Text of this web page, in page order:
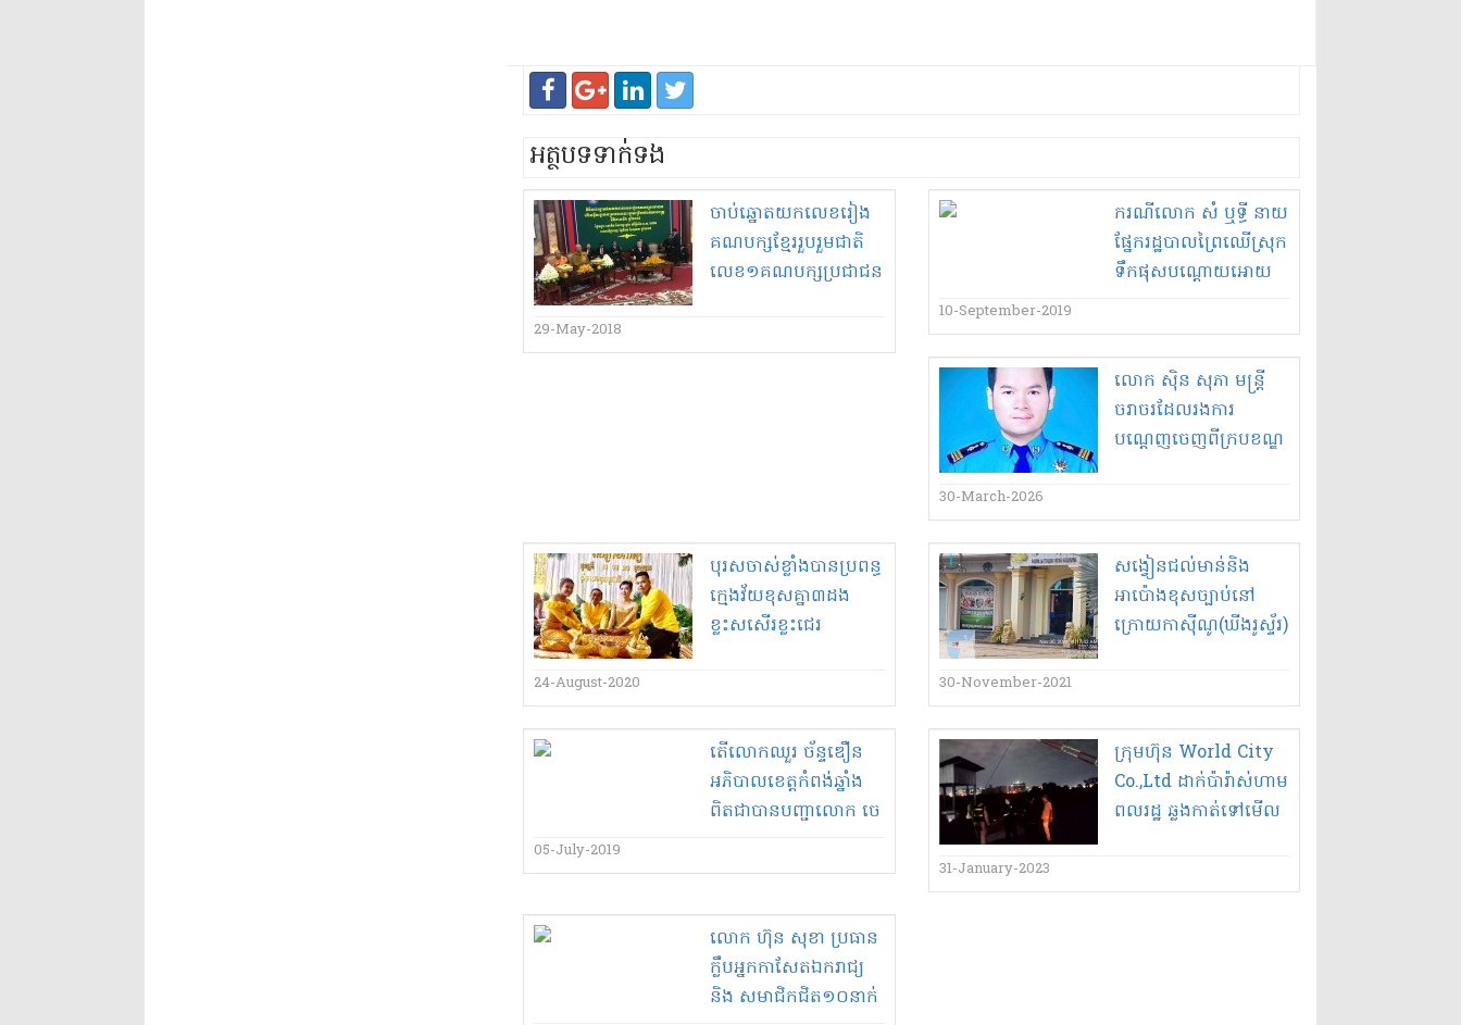
អត្ថបទទាក់ទង
ចាប់ឆ្នោត​យក​លេខ​រៀង​
គណបក្ស​ខ្មែរ​រួបរួម​ជាតិ​
លេខ​១​គណបក្ស​ប្រជាជន​
29-May-2018
ករណី​លោក សំ ឬ​ទ្ធី នាយ
ផ្នែក​រដ្ឋបាល​ព្រៃឈើ​ស្រុក​
ទឹកផុស​បណ្តោយអោយ​
បំផ្លាញ​ធនធានធម្មជាតិ ១​
នាក់ ក្នុងចំណោម​៤​នាក់
រត់គេចខ្លួន​បាត់ ស្ថាប័ន​
អយ្យការ​សាលាដំបូង​ខេត្ត
កំពង់ឆ្នាំង​មិនគួរ មើល
10-September-2019
លោក ស៊ិន សុភា មន្ត្រី
ចរាចរដែលរងការ
បណ្តេញចេញពីក្របខណ្ឌ
ការថាសមចឹងហើយ!
30-March-2026
បុរស​ចាស់​ខ្លាំង​បាន​ប្រពន្ធ​
ក្មេង​វ័យ​ខុសគ្នា​៣​ដង​
ខ្លះសសើរខ្លះជេរ
24-August-2020
សង្វៀន​ជល់​មាន់​និង​
អាប៉ោង​ខុសច្បាប់​នៅ
ក្រោយ​កាស៊ីណូ​(​ឃី​ង​រូ​ស្ទ័​រ​)​
គឃ្លើន អាជ្ញា​ធរមាន​
សមត្ថកិច្ច​ខេត្ត​ត្បូងឃ្មុំ​មិន​
បង្ក្រាប​ព្រោះ​ទទួលបាន​
តុង​?,,,
30-November-2021
តើ​លោក​ឈួ​រ ច័ន្ទ​ឌឿ​ន​
អភិបាលខេត្ត​កំពង់ឆ្នាំង​
ពិតជា​បាន​បញ្ជា​លោក ចេ​
កាសែត​៣​នាក់​ចេញពី​
ការ​សុ​វត្តិភាព រា​ចរណ៍​
ផ្លូវគោគ​ខេត្ត​?
05-July-2019
ក្រុមហ៊ុន World City
Co.,Ltd ដាក់​ប៉ា​រ៉ា​ស់​ហាម​
ពលរដ្ឋ ឆ្លងកាត់​ទៅ​មើល​
31-January-2023
លោក ហ៊ុន សុខា ប្រធាន​
ក្លឹប​អ្នកកាសែត​ឯករាជ្យ
និង សមាជិក​ជិត​១០​នាក់